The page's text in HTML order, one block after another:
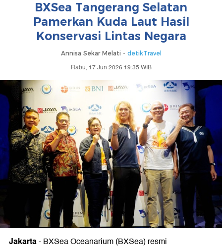
BXSea Tangerang Selatan
Pamerkan Kuda Laut Hasil
Konservasi Lintas Negara
Annisa Sekar Melati - detikTravel
Rabu, 17 Jun 2026 19:35 WIB
Jakarta-BXSea Oceanarium (BXSea) resmi